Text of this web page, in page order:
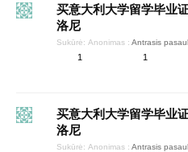
买意大利大学留学毕业
洛尼
Sukūrė: Anonimas : Antrasis
1 1
买意大利大学留学毕业
洛尼
Sukūrė: Anonimas : Antrasis